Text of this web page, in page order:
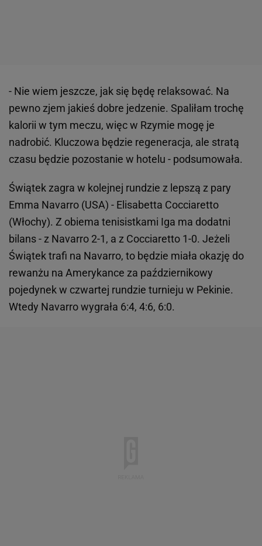
- Nie wiem jeszcze, jak się będę relaksować. Na
pewno zjem jakieś dobre jedzenie. Spaliłam trochę
kalorii w tym meczu, więc w Rzymie mogę je
nadrobić. Kluczowa będzie regeneracja, ale stratą
czasu będzie pozostanie w hotelu - podsumowała.
Świątek zagra w kolejnej rundzie z lepszą z pary
Emma Navarro (USA) - Elisabetta Cocciaretto
(Włochy). Z obiema tenisistkami Iga ma dodatni
bilans - z Navarro 2-1, a z Cocciaretto 1-0. Jeżeli
Świątek trafi na Navarro, to będzie miała okazję do
rewanżu na Amerykance za październikowy
pojedynek w czwartej rundzie turnieju w Pekinie.
Wtedy Navarro wygrała 6:4, 4:6, 6:0.